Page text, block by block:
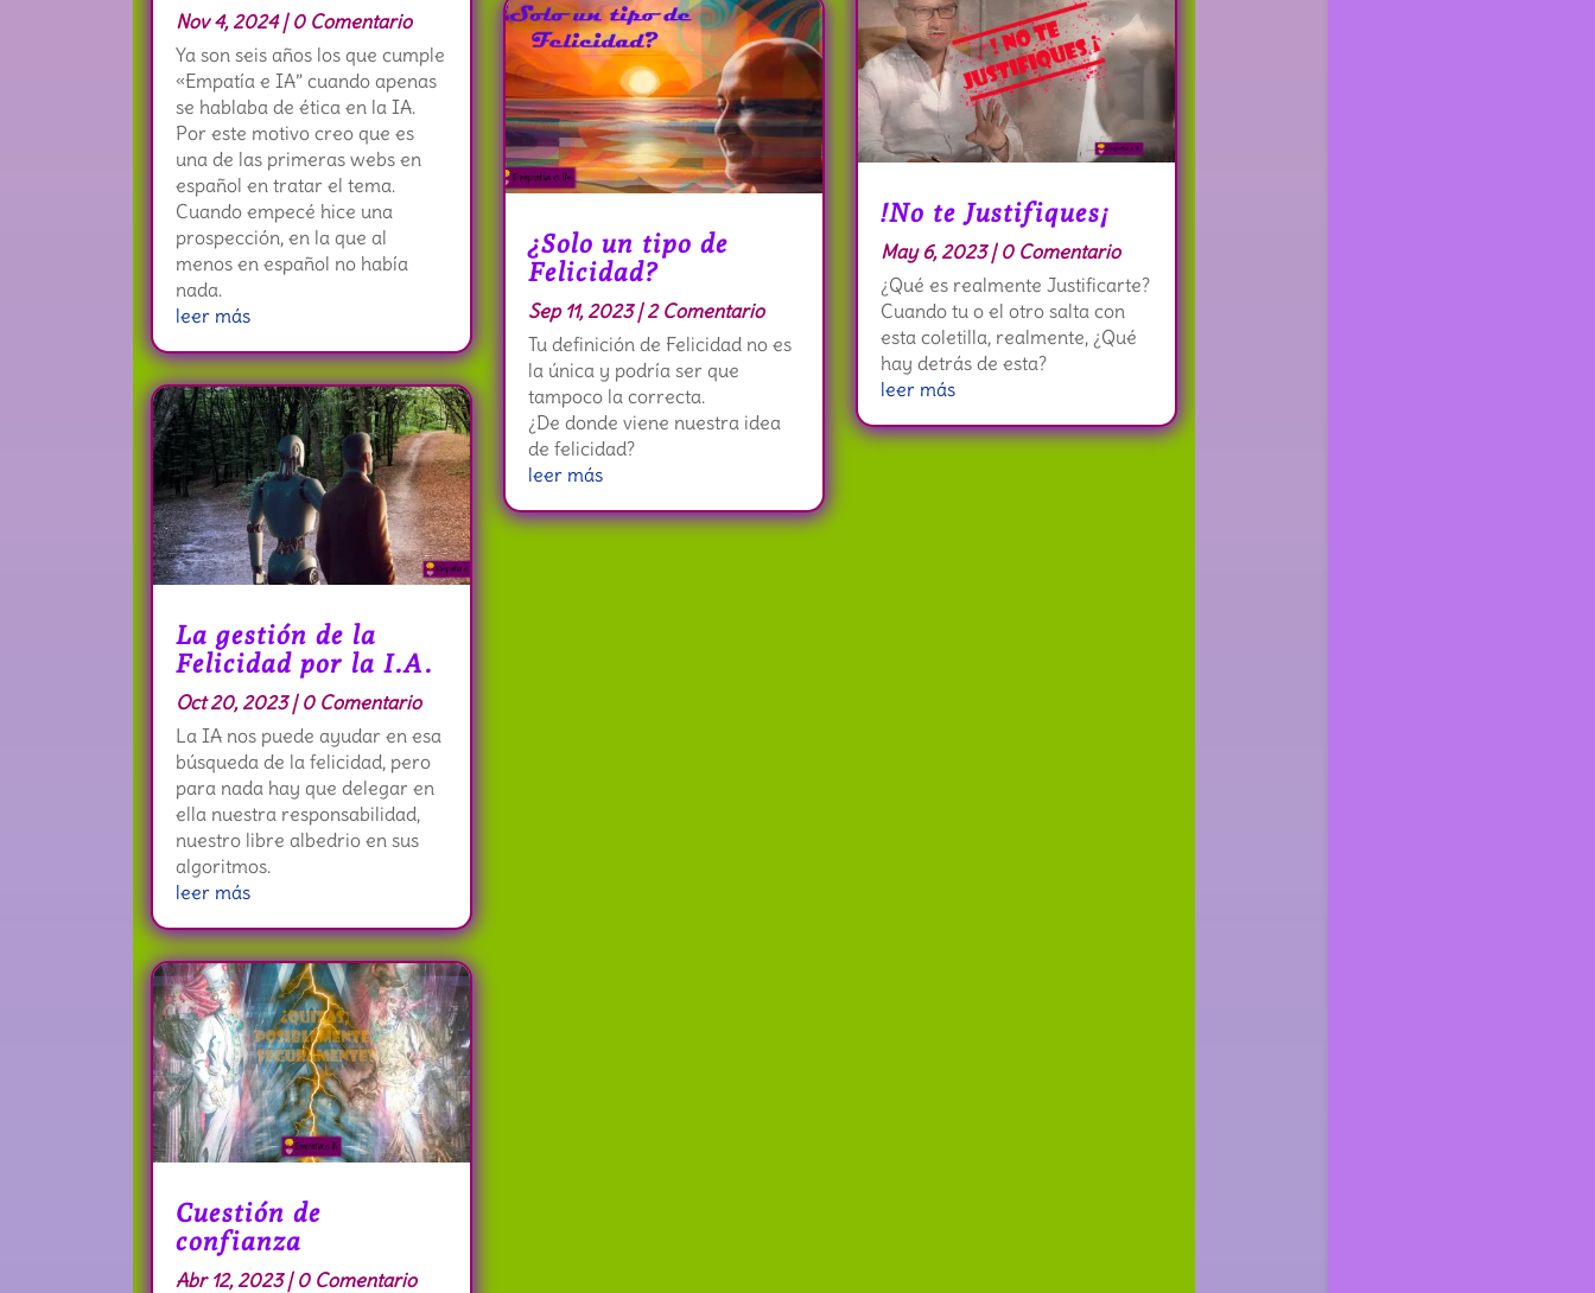
Nov 4, 2024| 0 Comentario
Ya son seis años los que cumple
«Empatía e IA” cuando apenas
se hablaba de ética en la IA.
Por este motivo creo que es
una de las primeras webs en
español en tratar el tema.
Cuando empecé hice una
prospección, en la que al
menos en español no había
nada.
leer más
La gestión de la
Felicidad por la I.A.
Oct 20, 2023| 0 Comentario
La IA nos puede ayudar en esa
búsqueda de la felicidad, pero
para nada hay que delegar en
ella nuestra responsabilidad,
nuestro libre albedrio en sus
algoritmos.
leer más
Cuestión de
confianza
Abr 12, 2023| 0 Comentario
¿Solo un tipo de
Felicidad?
Sep 11, 2023| 2 Comentario
Tu definición de Felicidad no es
la única y podría ser que
tampoco la correcta.
¿De donde viene nuestra idea
de felicidad?
leer más
!No te Justifiques¡
May 6, 2023| 0 Comentario
¿Qué es realmente Justificarte?
Cuando tu o el otro salta con
esta coletilla, realmente, ¿Qué
hay detrás de esta?
leer más